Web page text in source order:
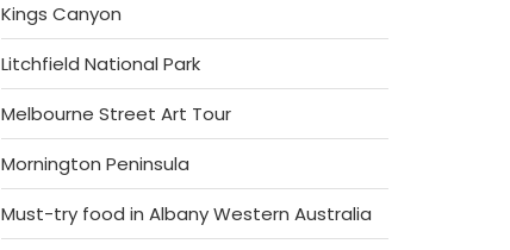
Kings Canyon
Litchfield National Park
Melbourne Street Art Tour
Mornington Peninsula
Must-try food in Albany Western Australia